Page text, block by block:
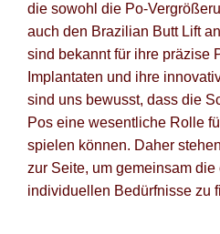
die sowohl die Po-
auch den Brazilian Butt Lift
sind bekannt für ihre präzise
Implantaten und ihre
sind uns bewusst, dass die
Pos eine wesentliche Rolle
spielen können. Daher
zur Seite, um gemeinsam
individuellen Bedürfnisse zu